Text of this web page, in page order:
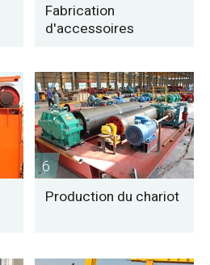
Fabrication
d'accessoires
6
Production du chariot